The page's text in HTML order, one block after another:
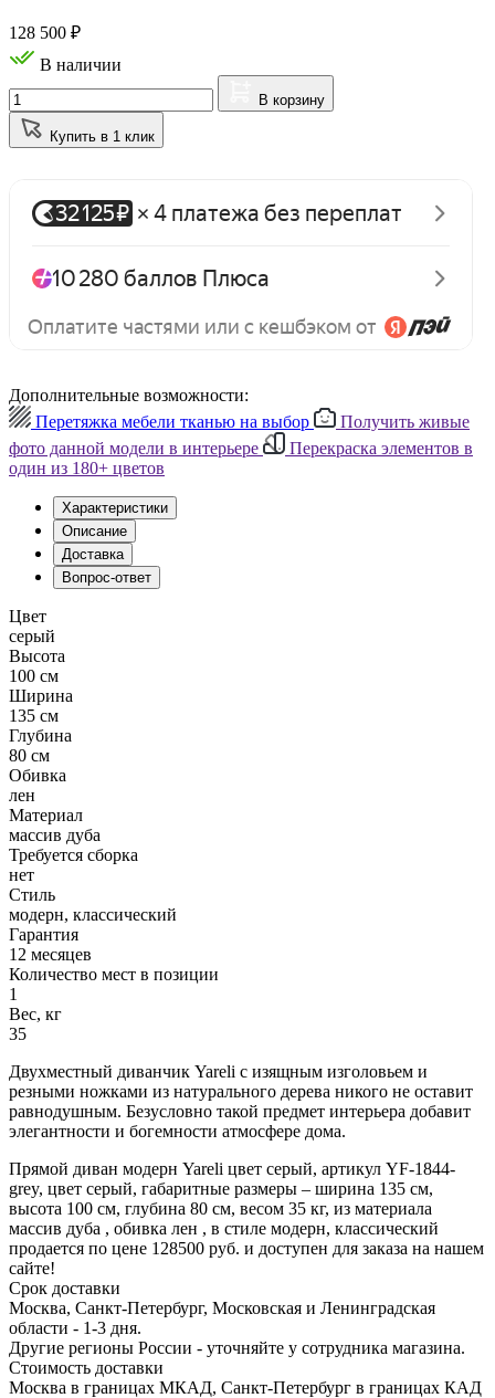
128 500 ₽
В наличии
В корзину
Купить в 1 клик
Дополнительные возможности:
Перетяжка мебели тканью на выбор
Получить живые
фото данной модели в интерьере
Перекраска элементов в
один из 180+ цветов
Характеристики
Описание
Доставка
Вопрос-ответ
Цвет
серый
Высота
100 см
Ширина
135 см
Глубина
80 см
Обивка
лен
Материал
массив дуба
Требуется сборка
нет
Стиль
модерн, классический
Гарантия
12 месяцев
Количество мест в позиции
1
Вес, кг
35
Двухместный диванчик Yareli с изящным изголовьем и
резными ножками из натурального дерева никого не оставит
равнодушным. Безусловно такой предмет интерьера добавит
элегантности и богемности атмосфере дома.
Прямой диван модерн Yareli цвет серый, артикул YF-1844-
grey, цвет серый, габаритные размеры – ширина 135 см,
высота 100 см, глубина 80 см, весом 35 кг, из материала
массив дуба , обивка лен , в стиле модерн, классический
продается по цене 128500 руб. и доступен для заказа на нашем
сайте!
Срок доставки
Москва, Санкт-Петербург, Московская и Ленинградская
области - 1-3 дня.
Другие регионы России - уточняйте у сотрудника магазина.
Стоимость доставки
Москва в границах МКАД, Санкт-Петербург в границах КАД